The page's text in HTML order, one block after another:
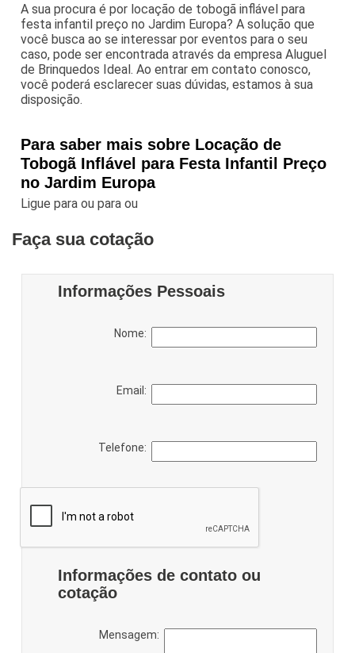
A sua procura é por locação de tobogã inflável para
festa infantil preço no Jardim Europa? A solução que
você busca ao se interessar por eventos para o seu
caso, pode ser encontrada através da empresa Aluguel
de Brinquedos Ideal. Ao entrar em contato conosco,
você poderá esclarecer suas dúvidas, estamos à sua
disposição.
Para saber mais sobre Locação de
Tobogã Inflável para Festa Infantil Preço
no Jardim Europa
Ligue paraou paraou
Faça sua cotação
Informações Pessoais
Nome:
Email:
Telefone:
Informações de contato ou
cotação
Mensagem: